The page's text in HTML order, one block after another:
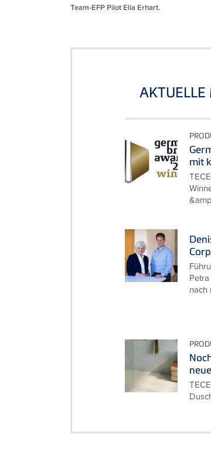
Team-EFP Pilot Elia Erhart.
mit
nach